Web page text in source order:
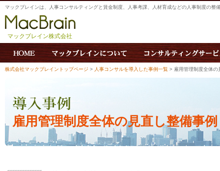
マックブレインは、人事コンサルティングと賃金制度、人事考課、人材育成などの人事制度の整
マックブレイン株式会社
株式会社マックブレイントップページ > 人事コンサルを導入した事例一覧 > 雇用管理制度全体の
雇用管理制度全体の見直し整備事例